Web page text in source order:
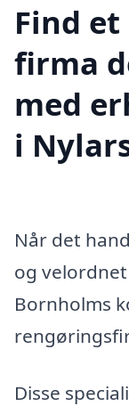
Find
firma
med
i
Når det
og
Bornholms
Disse